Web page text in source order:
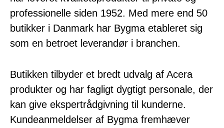
professionelle siden 1952. Med mere end 50
butikker i Danmark har Bygma etableret sig
som en betroet leverandør i branchen.
Butikken tilbyder et bredt udvalg af Acera
produkter og har fagligt dygtigt personale, der
kan give ekspertrådgivning til kunderne.
Kundeanmeldelser af Bygma fremhæver